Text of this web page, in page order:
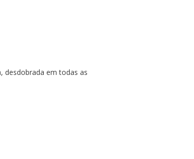
desdobrada em todas as